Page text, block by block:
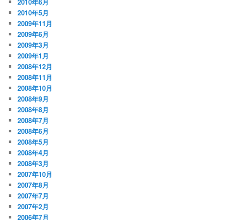
2010年5月
2009年11月
2009年6月
2009年3月
2009年1月
2008年12月
2008年11月
2008年10月
2008年9月
2008年8月
2008年7月
2008年6月
2008年5月
2008年4月
2008年3月
2007年10月
2007年8月
2007年7月
2007年2月
2006年7月